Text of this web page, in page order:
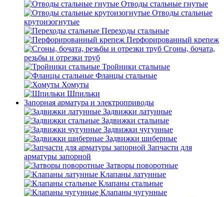
Отводы стальные гнутые
Отводы стальные
крутоизогнутые
Переходы стальные
Перфорированный крепеж
Сгоны, бочата,
резьбы и отрезки труб
Тройники стальные
Фланцы стальные
Хомуты
Шпильки
Запорная арматура и электроприводы
Задвижки латунные
Задвижки стальные
Задвижки чугунные
Задвижки шиберные
Запчасти для
арматуры запорной
Затворы поворотные
Клапаны латунные
Клапаны стальные
Клапаны чугунные